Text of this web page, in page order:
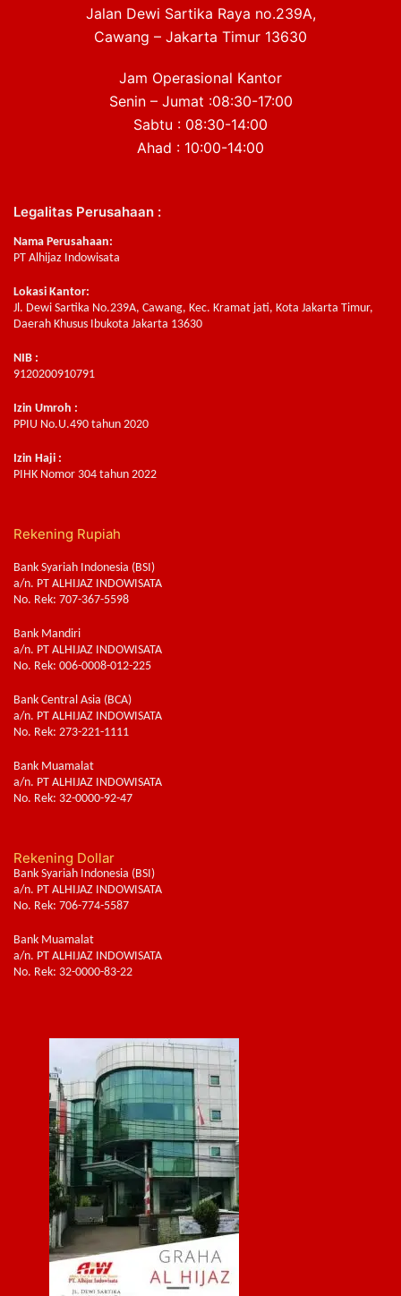
Jalan Dewi Sartika Raya no.239A,
Cawang – Jakarta Timur 13630
Jam Operasional Kantor
Senin – Jumat :08:30-17:00
Sabtu : 08:30-14:00
Ahad : 10:00-14:00
Legalitas Perusahaan :
Nama Perusahaan:
PT Alhijaz Indowisata
Lokasi Kantor:
Jl. Dewi Sartika No.239A, Cawang, Kec. Kramat jati, Kota Jakarta Timur,
Daerah Khusus Ibukota Jakarta 13630
NIB :
9120200910791
Izin Umroh :
PPIU No.U.490 tahun 2020
Izin Haji :
PIHK Nomor 304 tahun 2022
Rekening Rupiah
Bank Syariah Indonesia (BSI)
a/n. PT ALHIJAZ INDOWISATA
No. Rek: 707-367-5598
Bank Mandiri
a/n. PT ALHIJAZ INDOWISATA
No. Rek: 006-0008-012-225
Bank Central Asia (BCA)
a/n. PT ALHIJAZ INDOWISATA
No. Rek: 273-221-1111
Bank Muamalat
a/n. PT ALHIJAZ INDOWISATA
No. Rek: 32-0000-92-47
Rekening Dollar
Bank Syariah Indonesia (BSI)
a/n. PT ALHIJAZ INDOWISATA
No. Rek: 706-774-5587
Bank Muamalat
a/n. PT ALHIJAZ INDOWISATA
No. Rek: 32-0000-83-22